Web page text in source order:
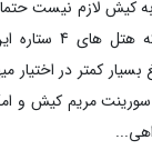
اقامت داشته
بسیار کمتر در اختیار
مریم کیش و